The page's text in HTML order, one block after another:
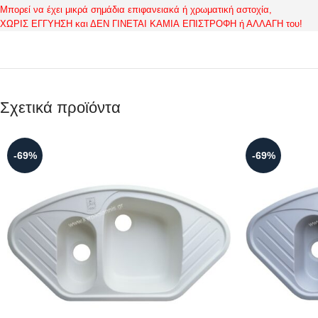
Μπορεί να έχει μικρά σημάδια επιφανειακά ή χρωματική αστοχία,
ΧΩΡΙΣ ΕΓΓΥΗΣΗ και ΔΕΝ ΓΙΝΕΤΑΙ ΚΑΜΙΑ ΕΠΙΣΤΡΟΦΗ ή ΑΛΛΑΓΗ του!
Σχετικά προϊόντα
-69% -69%